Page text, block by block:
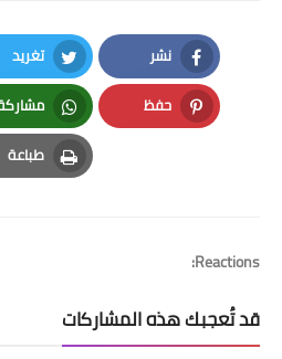
نشر
Facebook
تغريد
Twitter
حفظ
Pinterest
طباعة
Print
Reactions:
قد تُعجبك هذه المشاركات